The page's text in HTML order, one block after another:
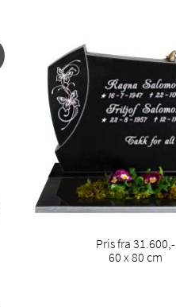
Pris fra 31.600,-
60 x 80 cm